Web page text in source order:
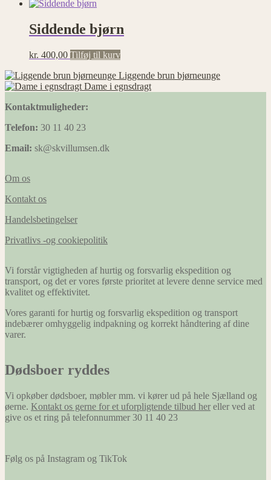
Siddende bjørn
kr. 400,00 Tilføj til kurv
Liggende brun bjørneunge
Dame i egnsdragt
Kontaktmuligheder:
Telefon: 30 11 40 23
Email: sk@skvillumsen.dk
Om os
Kontakt os
Handelsbetingelser
Privatlivs -og cookiepolitik
Vi forstår vigtigheden af hurtig og forsvarlig ekspedition og
transport, og det er vores første prioritet at levere denne service med
kvalitet og effektivitet.
Vores garanti for hurtig og forsvarlig ekspedition og transport
indebærer omhyggelig indpakning og korrekt håndtering af dine
varer.
Dødsboer ryddes
Vi opkøber dødsboer, møbler mm. vi kører ud på hele Sjælland og
øerne. Kontakt os gerne for et uforpligtende tilbud her eller ved at
give os et ring på telefonnummer 30 11 40 23
Følg os på Instagram og TikTok